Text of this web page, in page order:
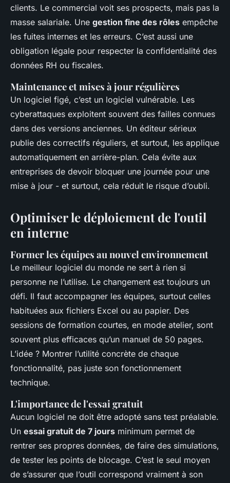
clients. Le commercial voit ses prospects, mais pas la
masse salariale. Une gestion fine des rôles empêche
les fuites internes et les erreurs. C’est aussi une
obligation légale pour respecter la confidentialité des
données RH ou fiscales.
Maintenance et mises à jour régulières
Un logiciel figé, c’est un logiciel vulnérable. Les
cyberattaques exploitent souvent des failles connues
dans des versions anciennes. Un éditeur sérieux
publie des correctifs réguliers, et surtout, les applique
automatiquement en arrière-plan. Cela évite aux
entreprises de devoir bloquer une journée pour une
mise à jour - et surtout, cela réduit le risque d’oubli.
Optimiser le déploiement de l'outil
en interne
Former les équipes au nouvel environnement
Le meilleur logiciel du monde ne sert à rien si
personne ne l’utilise. Le changement est toujours un
défi. Il faut accompagner les équipes, surtout celles
habituées aux fichiers Excel ou au papier. Des
sessions de formation courtes, en mode atelier, sont
souvent plus efficaces qu’un manuel de 50 pages.
L’idée ? Montrer l’utilité concrète de chaque
fonctionnalité, pas juste son fonctionnement
technique.
L'importance de l'essai gratuit
Aucun logiciel ne doit être adopté sans test préalable.
Un essai gratuit de 7 jours minimum permet de
rentrer ses propres données, de faire des simulations,
de tester les points de blocage. C’est le seul moyen
de s’assurer que l’outil correspond vraiment à son